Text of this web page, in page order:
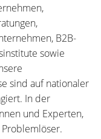
B2B-
sowie
sind auf nationaler
In der
und Experten,